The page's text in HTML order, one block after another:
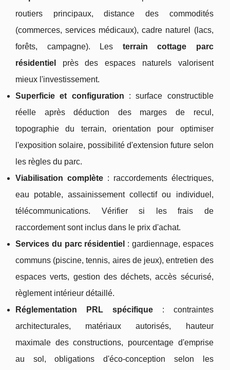
routiers principaux, distance des commodités
(commerces, services médicaux), cadre naturel (lacs,
forêts, campagne). Les terrain cottage parc
résidentiel
près des espaces naturels valorisent
mieux l'investissement.
Superficie et configuration : surface constructible
réelle après déduction des marges de recul,
topographie du terrain, orientation pour optimiser
l'exposition solaire, possibilité d'extension future selon
les règles du parc.
Viabilisation complète: raccordements électriques,
eau potable, assainissement collectif ou individuel,
télécommunications. Vérifier si les frais de
raccordement sont inclus dans le prix d'achat.
Services du parc résidentiel : gardiennage, espaces
communs (piscine, tennis, aires de jeux), entretien des
espaces verts, gestion des déchets, accès sécurisé,
règlement intérieur détaillé.
Réglementation PRL spécifique: contraintes
architecturales, matériaux autorisés, hauteur
maximale des constructions, pourcentage d'emprise
au sol, obligations d'éco-conception selon les